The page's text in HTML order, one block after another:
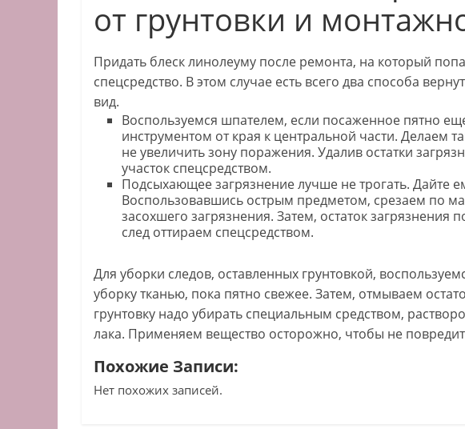
от грунтовки и
Придать блеск линолеуму после ремонта, на который
спецсредство. В этом случае есть всего два способа
вид.
Воспользуемся шпателем, если посаженное пятно
инструментом от края к центральной части. Делаем
не увеличить зону поражения. Удалив остатки
участок спецсредством.
Подсыхающее загрязнение лучше не трогать. Дайте
Воспользовавшись острым предметом, срезаем по
засохшего загрязнения. Затем, остаток загрязнения
след оттираем спецсредством.
Для уборки следов, оставленных грунтовкой,
уборку тканью, пока пятно свежее. Затем, отмываем
грунтовку надо убирать специальным средством,
лака. Применяем вещество осторожно, чтобы не
Похожие Записи:
Нет похожих записей.